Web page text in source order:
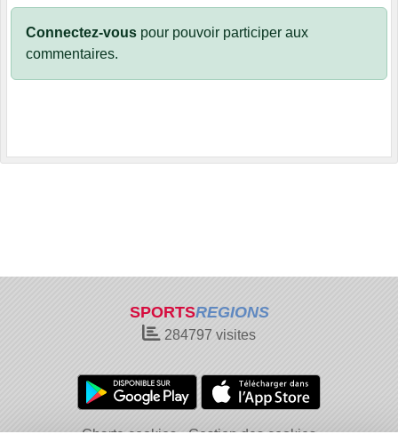
Connectez-vous pour pouvoir participer aux
commentaires.
SPORTSREGIONS
284797 visites